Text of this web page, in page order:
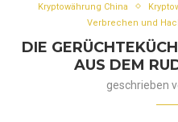
Kryptowährung China
Verbrechen und
DIE
AUS DEM
geschrieben